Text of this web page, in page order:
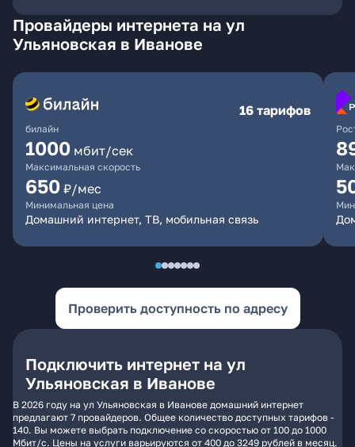
Провайдеры интернета на ул
Ульяновская в Иванове
билайн
16 тарифов
1000 мбит/сек
Максимальная скорость
650 ₽/мес
Минимальная цена
Домашний интернет, ТВ, мобильная связь
Проверить доступность по адресу
Подключить интернет на ул
Ульяновская в Иванове
В 2026 году на ул Ульяновская в Иванове домашний интернет
предлагают 7 провайдеров. Общее количество доступных тарифов -
140. Вы можете выбрать подключение со скоростью от 100 до 1000
Мбит/с. Цены на услуги варьируются от 400 до 3249 рублей в месяц.